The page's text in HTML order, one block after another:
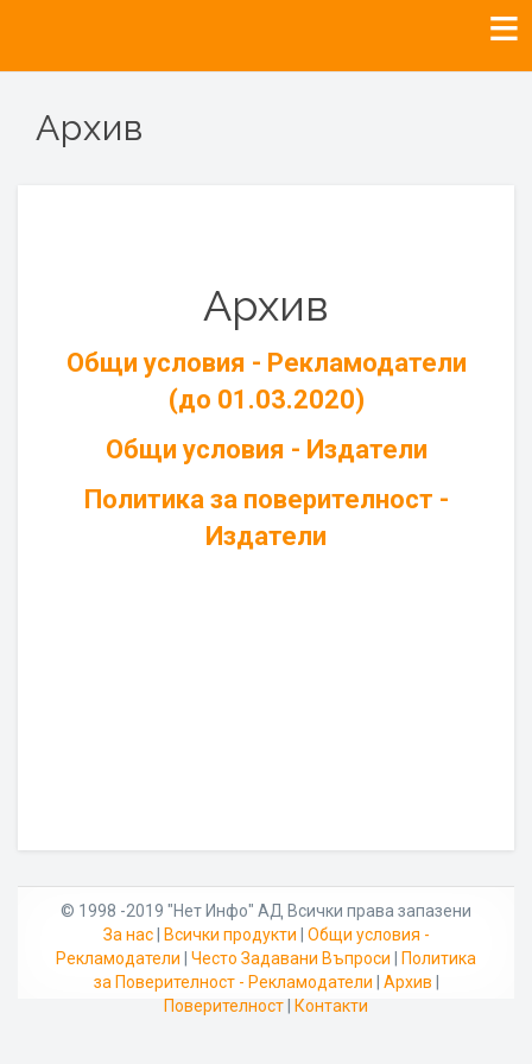
Архив
Архив
Общи условия - Рекламодатели
(до 01.03.2020)
Общи условия - Издатели
Политика за поверителност -
Издатели
© 1998 -2019 "Нет Инфо" АД Всички права запазени
За нас| Всички продукти
Общи условия -
Рекламодатели
Често Задавани Въпроси
Политика
за Поверителност - Рекламодатели
Архив
Поверителност
Контакти